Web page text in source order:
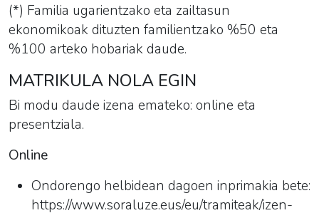
(*) Familia ugarientzako eta zailtasun
ekonomikoak dituzten familientzako %50 eta
%100 arteko hobariak daude.
MATRIKULA NOLA EGIN
Bi modu daude izena emateko: online eta
presentziala.
Online
Ondorengo helbidean dagoen inprimakia bete:
https://www.soraluze.eus/eu/tramiteak/izen-